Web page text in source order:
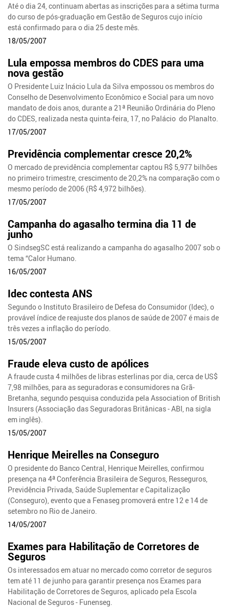
Até o dia 24, continuam abertas as inscrições para a sétima turma
do curso de pós-graduação em Gestão de Seguros cujo início
está confirmado para o dia 25 deste mês.
18/05/2007
Lula empossa membros do CDES para uma
nova gestão
O Presidente Luiz Inácio Lula da Silva empossou os membros do
Conselho de Desenvolvimento Econômico e Social para um novo
mandato de dois anos, durante a 21ª Reunião Ordinária do Pleno
do CDES, realizada nesta quinta-feira, 17, no Palácio do Planalto.
17/05/2007
Previdência complementar cresce 20,2%
O mercado de previdência complementar captou R$ 5,977 bilhões
no primeiro trimestre, crescimento de 20,2% na comparação com o
mesmo período de 2006 (R$ 4,972 bilhões).
17/05/2007
Campanha do agasalho termina dia 11 de
junho
O SindsegSC está realizando a campanha do agasalho 2007 sob o
tema “Calor Humano.
16/05/2007
Idec contesta ANS
Segundo o Instituto Brasileiro de Defesa do Consumidor (Idec), o
provável índice de reajuste dos planos de saúde de 2007 é mais de
três vezes a inflação do período.
15/05/2007
Fraude eleva custo de apólices
A fraude custa 4 milhões de libras esterlinas por dia, cerca de US$
7,98 milhões, para as seguradoras e consumidores na Grã-
Bretanha, segundo pesquisa conduzida pela Association of British
Insurers (Associação das Seguradoras Britânicas - ABI, na sigla
em inglês).
15/05/2007
Henrique Meirelles na Conseguro
O presidente do Banco Central, Henrique Meirelles, confirmou
presença na 4ª Conferência Brasileira de Seguros, Resseguros,
Previdência Privada, Saúde Suplementar e Capitalização
(Conseguro), evento que a Fenaseg promoverá entre 12 e 14 de
setembro no Rio de Janeiro.
14/05/2007
Exames para Habilitação de Corretores de
Seguros
Os interessados em atuar no mercado como corretor de seguros
tem até 11 de junho para garantir presença nos Exames para
Habilitação de Corretores de Seguros, aplicado pela Escola
Nacional de Seguros - Funenseg.